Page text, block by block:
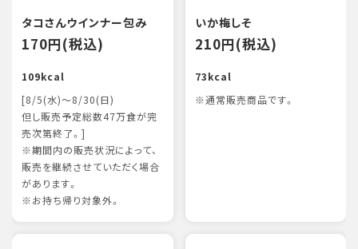
タコさんウインナー包み
170円(税込)
109kcal
[8/5(水)～8/30(日)
但し販売予定総数47万食が完
売次第終了。]
※期間内の販売状況によって、
販売を継続させていただく場合
があります。
※お持ち帰り対象外。
いか梅しそ
210円(税込)
73kcal
※通常販売商品です。